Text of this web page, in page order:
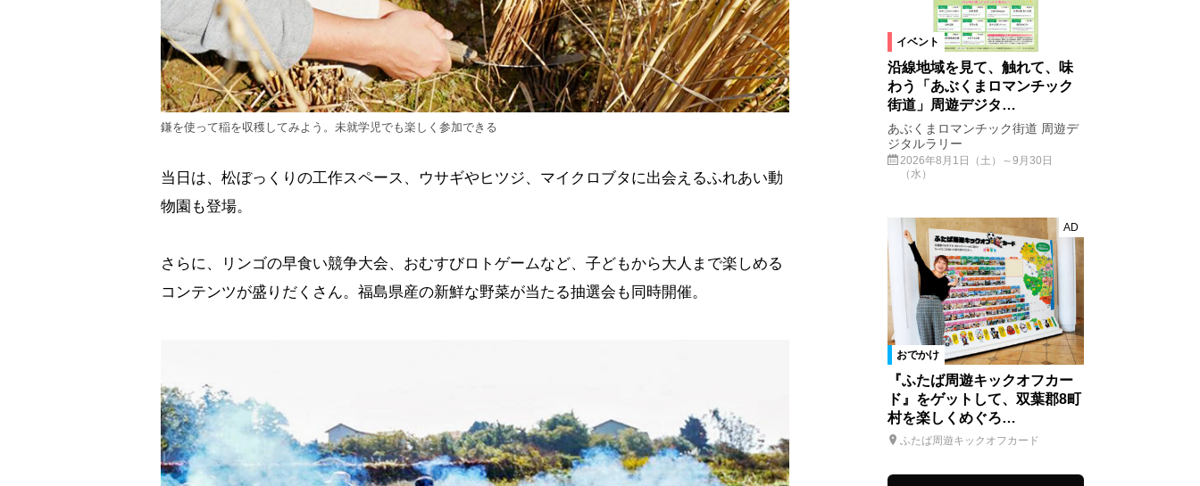
鎌を使って稲を収穫してみよう。未就学児でも楽しく参加できる
当日は、松ぼっくりの工作スペース、ウサギやヒツジ、マイクロブタに出会えるふれあい動
物園も登場。
さらに、リンゴの早食い競争大会、おむすびロトゲームなど、子どもから大人まで楽しめる
コンテンツが盛りだくさん。福島県産の新鮮な野菜が当たる抽選会も同時開催。
イベント
沿線地域を見て、触れて、味
わう「あぶくまロマンチック
街道」周遊デジタ…
あぶくまロマンチック街道 周遊デ
ジタルラリー
2026年8月1日（土）～9月30日
（水）
おでかけ
AD
『ふたば周遊キックオフカー
ド』をゲットして、双葉郡8町
村を楽しくめぐろ…
ふたば周遊キックオフカード